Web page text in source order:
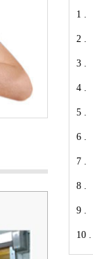
1 .
2 .
3 .
4 .
5 .
6 .
7 .
8 .
9 .
10 .